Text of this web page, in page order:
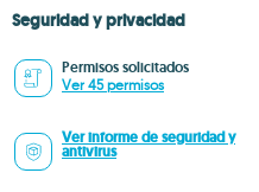
Seguridad y privacidad
Permisos solicitados
Ver 45 permisos
Ver informe de seguridad y
antivirus